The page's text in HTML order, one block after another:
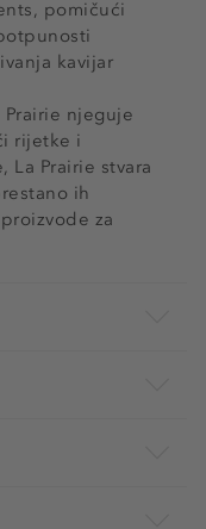
pomičući
kavijar
njeguje
rijetke i
La Prairie stvara
ih
za